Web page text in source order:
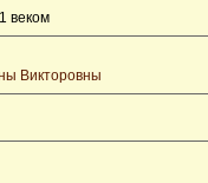
веком
Викторовны